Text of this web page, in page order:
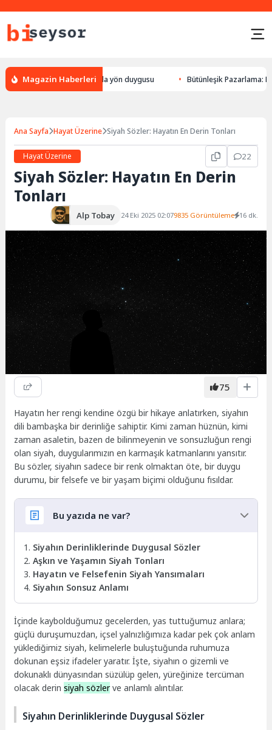
Magazin Haberleri
hayvanlarda yön duygusu Bütünleşik Pazarlama:
Ana Sayfa Hayat Üzerine Siyah Sözler: Hayatın En Derin Tonları
Hayat Üzerine 22
Siyah Sözler: Hayatın En Derin
Tonları
Alp Tobay 24 Eki 2025 02:079835 Görüntüleme 16 dk.
75
Hayatın her rengi kendine özgü bir hikaye anlatırken, siyahın
dili bambaşka bir derinliğe sahiptir. Kimi zaman hüznün, kimi
zaman asaletin, bazen de bilinmeyenin ve sonsuzluğun rengi
olan siyah, duygularımızın en karmaşık katmanlarını yansıtır.
Bu sözler, siyahın sadece bir renk olmaktan öte, bir duygu
durumu, bir felsefe ve bir yaşam biçimi olduğunu fısıldar.
Bu yazıda ne var?
Siyahın Derinliklerinde Duygusal Sözler
Aşkın ve Yaşamın Siyah Tonları
Hayatın ve Felsefenin Siyah Yansımaları
Siyahın Sonsuz Anlamı
İçinde kaybolduğumuz gecelerden, yas tuttuğumuz anlara;
güçlü duruşumuzdan, içsel yalnızlığımıza kadar pek çok anlam
yüklediğimiz siyah, kelimelerle buluştuğunda ruhumuza
dokunan eşsiz ifadeler yaratır. İşte, siyahın o gizemli ve
dokunaklı dünyasından süzülüp gelen, yüreğinize tercüman
olacak derinsiyah sözlerve anlamlı alıntılar.
Siyahın Derinliklerinde Duygusal Sözler